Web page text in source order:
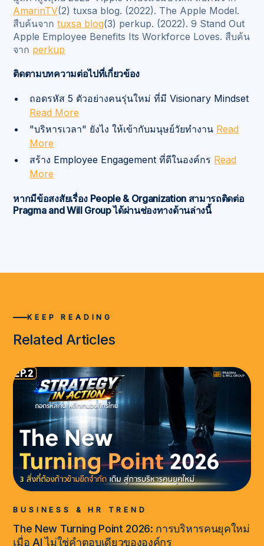
AmarinTV(2) tuxsa blog. (2022). The Apple Model.
สืบค้นจากtuxsa blog(3) perkup. (2022). 9 Stand Out
Apple Employee Benefits Its Workforce Loves. สืบค้น
จาก perkup
ติดตามบทความต่อไปที่เกี่ยวข้อง
ถอดรหัส 5 ตัวอย่างคนรุ่นใหม่ ที่มี Visionary Mindset
Read More
"บริหารเวลา" ยังไง ให้เข้ากับมนุษย์วัยทำงาน Read
More
สร้าง Employee Engagement ที่ดีในองค์กร Read
More
หากมีข้อสงสัยเรื่อง People & Organization สามารถติดต่อ
Pragma and Will Group ได้ผ่านช่องทางด้านล่างนี้
KEEP READING
Related Articles
BUSINESS & HR TREND
The New Turning Point 2026: การบริหารคนยุคใหม่
เมื่อ AI ไม่ใช่คำตอบเดียวขององค์กร